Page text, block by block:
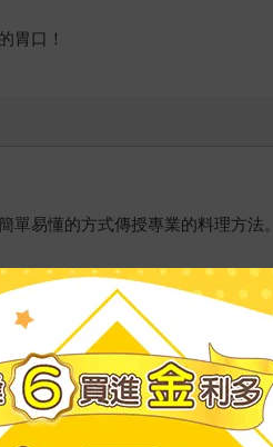
胃口！
易懂的方式傳授專業的料理方法。